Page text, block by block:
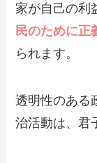
家が自己の利
民のために正
られます。
透明性のある
治活動は、君